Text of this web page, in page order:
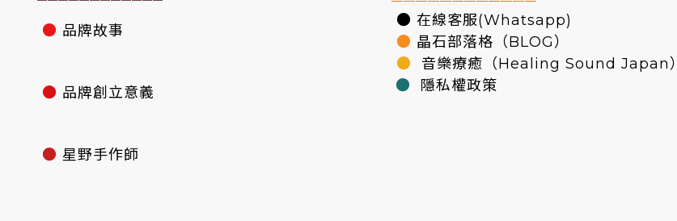
● 品牌故事
● 品牌創立意義
● 星野手作師
● 在線客服(Whatsapp)
● 晶石部落格（BLOG）
●
音樂療癒（Healing Sound Japan）
●
隱私權政策